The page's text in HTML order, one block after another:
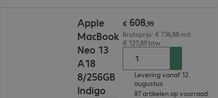
Apple
MacBook
Neo 13
A18
8/256GB
Indigo
€ 608,99
Brutoprijs: € 736,88 incl.
€ 127,89 btw
Levering vanaf 12.
augustus
87 artikelen op voorraad.